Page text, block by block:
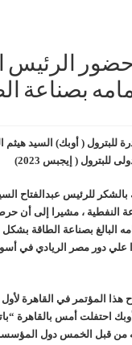
حضور
بصناعة
للبترول ( أوبك) السيد هيثم
( إيجبس 2023)
للرئيس عبدالفتاح
النفطية ، مشيرا إلى أن
البالغ بصناعة الطاقة بشكل
علي دور مصر الريادي في
المؤتمر في القاهرة
احتفلت أمس بالقاهرة
من قبل الخمس دول